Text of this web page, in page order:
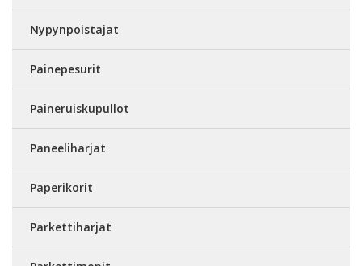
Nypynpoistajat
Painepesurit
Paineruiskupullot
Paneeliharjat
Paperikorit
Parkettiharjat